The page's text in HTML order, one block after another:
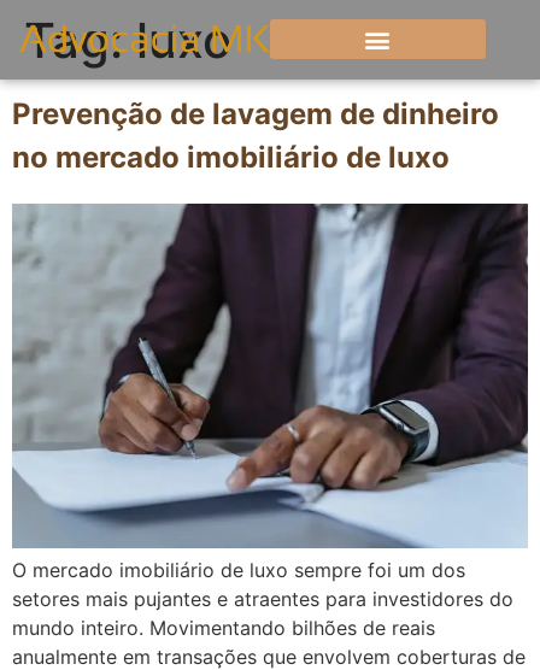
Tag:luxo
Prevenção de lavagem de dinheiro
no mercado imobiliário de luxo
O mercado imobiliário de luxo sempre foi um dos
setores mais pujantes e atraentes para investidores do
mundo inteiro. Movimentando bilhões de reais
anualmente em transações que envolvem coberturas de